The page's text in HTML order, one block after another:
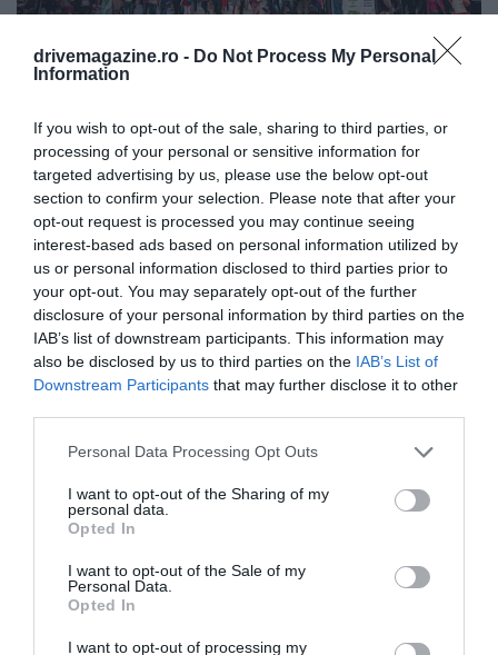
drivemagazine.ro - Do Not Process My Personal
Information
If you wish to opt-out of the sale, sharing to third parties, or
processing of your personal or sensitive information for
targeted advertising by us, please use the below opt-out
section to confirm your selection. Please note that after your
opt-out request is processed you may continue seeing
interest-based ads based on personal information utilized by
us or personal information disclosed to third parties prior to
your opt-out. You may separately opt-out of the further
disclosure of your personal information by third parties on the
IAB’s list of downstream participants. This information may
also be disclosed by us to third parties on the IAB’s List of
Downstream Participants that may further disclose it to other
Please note that this website/app uses one or more Google
not limited to your visit or usage behaviour. You may click to
grant or deny consent to Google and its third-party tags to
use your data for below specified purposes in below Google
consent section.
Personal Data Processing Opt Outs
I want to opt-out of the Sharing of my
personal data.
Opted In
I want to opt-out of the Sale of my
Personal Data.
Opted In
I want to opt-out of processing my
3. BARCELONA
Dacă vrei să admiri cea mai bună arhitectură într-un
cadru de litoral, Barcelona este orașul potrivit pentru
tine. Capitala catalană atrage o mulțime de turiști
pe tot parcursul anului, iar atmosfera unică și stilul
său distinctiv sunt ușor de îndrăgit.
Foto: Shutterstock
​2. PARIS